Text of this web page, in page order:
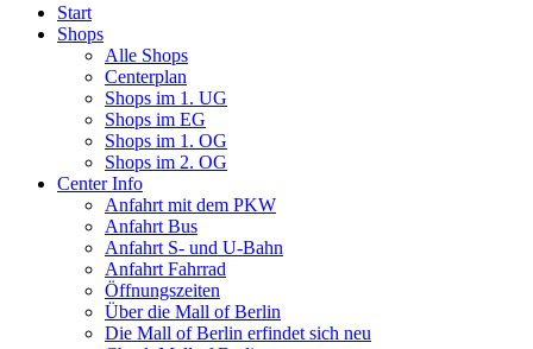
Start
Shops
Alle Shops
Centerplan
Shops im 1. UG
Shops im EG
Shops im 1. OG
Shops im 2. OG
Center Info
Anfahrt mit dem PKW
Anfahrt Bus
Anfahrt S- und U-Bahn
Anfahrt Fahrrad
Öffnungszeiten
Über die Mall of Berlin
Die Mall of Berlin erfindet sich neu